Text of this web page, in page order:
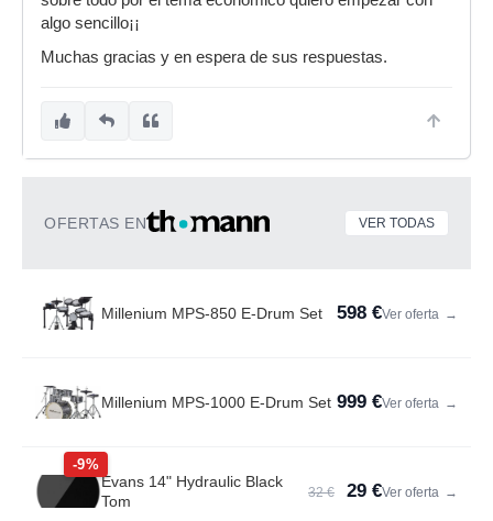
algo sencillo¡¡
Muchas gracias y en espera de sus respuestas.
OFERTAS EN VER TODAS
Millenium MPS-850 E-Drum Set 598 €Ver oferta →
Millenium MPS-1000 E-Drum Set 999 €Ver oferta →
-9%
Evans 14" Hydraulic Black
Tom
32 € 29 €Ver oferta →